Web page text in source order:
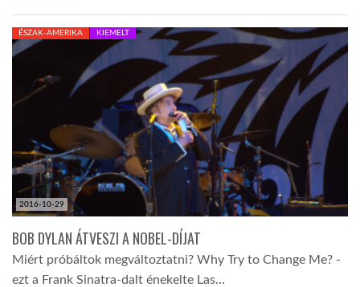
2016-10-29
ÉSZAK-AMERIKA KIEMELT
BOB DYLAN ÁTVESZI A NOBEL-DÍJAT
Miért próbáltok megváltoztatni? Why Try to Change Me? -
ezt a Frank Sinatra-dalt énekelte Las…